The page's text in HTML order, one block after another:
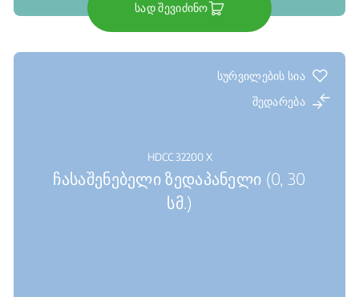
სად შევიძინო
სურვილების სია
შედარება
HDCC 32200 X
ჩასაშენებელი ზედაპანელი (0, 30
სმ.)